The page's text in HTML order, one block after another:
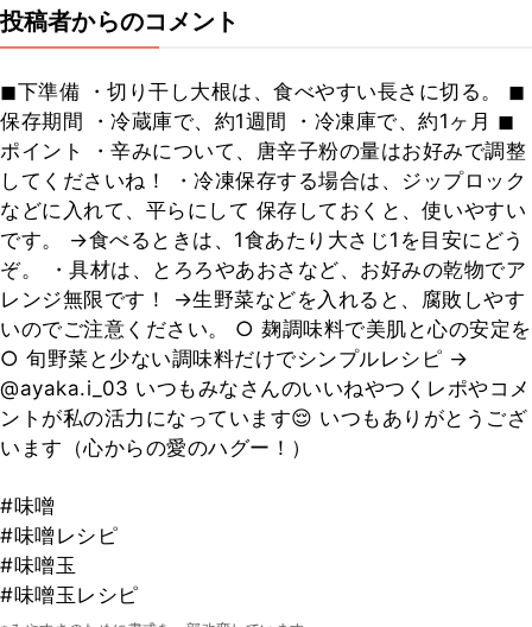
投稿者からのコメント
◼︎下準備 ・切り干し大根は、食べやすい長さに切る。 ◼︎
保存期間 ・冷蔵庫で、約1週間 ・冷凍庫で、約1ヶ月 ◼︎
ポイント ・辛みについて、唐辛子粉の量はお好みで調整
してくださいね！ ・冷凍保存する場合は、ジップロック
などに入れて、平らにして 保存しておくと、使いやすい
です。 →食べるときは、1食あたり大さじ1を目安にどう
ぞ。 ・具材は、とろろやあおさなど、お好みの乾物でア
レンジ無限です！ →生野菜などを入れると、腐敗しやす
いのでご注意ください。 ○ 麹調味料で美肌と心の安定を
○ 旬野菜と少ない調味料だけでシンプルレシピ →
@ayaka.i_03 いつもみなさんのいいねやつくレポやコメ
ントが私の活力になっています😌 いつもありがとうござ
います（心からの愛のハグー！）
#味噌
#味噌レシピ
#味噌玉
#味噌玉レシピ